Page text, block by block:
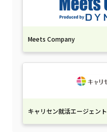
Meets Company
キャリセン就活エージェント